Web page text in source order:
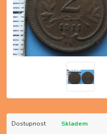
Dostupnost Skladem